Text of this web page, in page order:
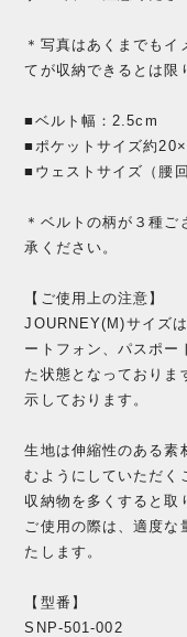
＊写真はあくまでも
てが収納できるとは限
■ベルト幅：2.5cm
■ポケットサイズ約
■ウェストサイズ（腰
＊ベルトの柄が３種
承ください。
【ご使用上の注意】
JOURNEY(M)サイズ
ートフォン、パスポー
た状態となっておりま
示しております。
生地は伸縮性のある素
むようにしていただく
収納物を多くすると取
ご使用の際は、適度
たします。
【型番】
SNP-501-002